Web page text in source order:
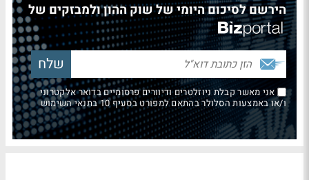
הירשם לסיכום היומי של שוק ההון ולמבזקים של
אני מאשר קבלת ניוזלטרים ודיוורים פרסומיים בדואר אלקטרוני
ו/או באמצעות הסלולר בהתאם למפורט בסעיף 10 בתנאי השימוש